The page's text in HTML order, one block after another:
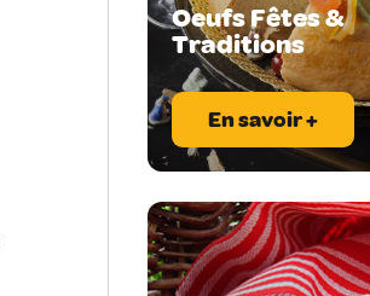
Oeufs Fêtes &
Traditions
En savoir +